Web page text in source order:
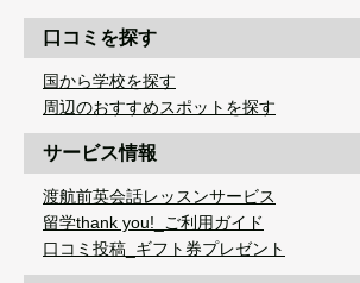
口コミを探す
国から学校を探す
周辺のおすすめスポットを探す
サービス情報
渡航前英会話レッスンサービス
留学thank you!_ご利用ガイド
口コミ投稿_ギフト券プレゼント